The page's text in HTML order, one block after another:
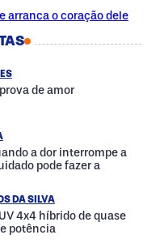
arranca o coração dele
de amor
a dor interrompe a
pode fazer a
DA SILVA
4x4 híbrido de quase
potência